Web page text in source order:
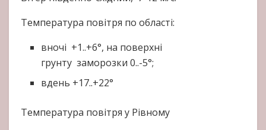
Температура повітря по області:
вночі +1..+6°, на поверхні
грунту заморозки 0..-5°;
вдень +17..+22°
Температура повітря у Рівному